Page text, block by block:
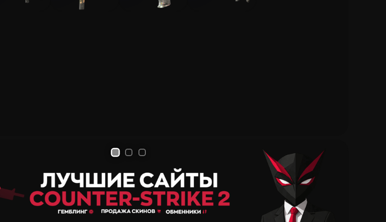
Продажа и Обмен Скинов
1 2 3